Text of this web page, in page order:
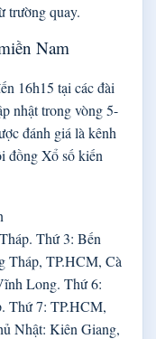
trường quay.
Nam
16h15 tại các đài
nhật trong vòng 5-
đánh giá là kênh
đồng Xổ số kiến
Thứ 3: Bến
Tháp, TP.HCM, Cà
Long. Thứ 6:
Thứ 7: TP.HCM,
Nhật: Kiên Giang,